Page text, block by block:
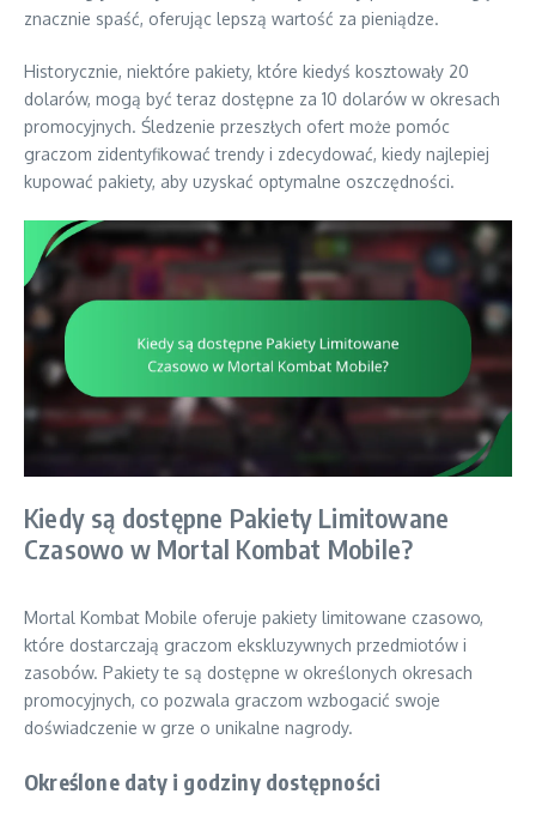
znacznie spaść, oferując lepszą wartość za pieniądze.
Historycznie, niektóre pakiety, które kiedyś kosztowały 20
dolarów, mogą być teraz dostępne za 10 dolarów w okresach
promocyjnych. Śledzenie przeszłych ofert może pomóc
graczom zidentyfikować trendy i zdecydować, kiedy najlepiej
kupować pakiety, aby uzyskać optymalne oszczędności.
Kiedy są dostępne Pakiety Limitowane
Czasowo w Mortal Kombat Mobile?
Mortal Kombat Mobile oferuje pakiety limitowane czasowo,
które dostarczają graczom ekskluzywnych przedmiotów i
zasobów. Pakiety te są dostępne w określonych okresach
promocyjnych, co pozwala graczom wzbogacić swoje
doświadczenie w grze o unikalne nagrody.
Określone daty i godziny dostępności